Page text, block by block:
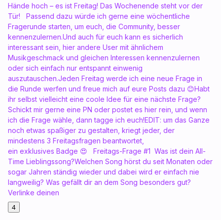
Hände hoch – es ist Freitag! Das Wochenende steht vor der
Tür! Passend dazu würde ich gerne eine wöchentliche
Fragerunde starten, um euch, die Community, besser
kennenzulernen.Und auch für euch kann es sicherlich
interessant sein, hier andere User mit ähnlichem
Musikgeschmack und gleichen Interessen kennenzulernen
oder sich einfach nur entspannt einwenig
auszutauschen.Jeden Freitag werde ich eine neue Frage in
die Runde werfen und freue mich auf eure Posts dazu 😊Habt
ihr selbst vielleicht eine coole Idee für eine nächste Frage?
Schickt mir gerne eine PN oder postet es hier rein, und wenn
ich die Frage wähle, dann tagge ich euch!EDIT: um das Ganze
noch etwas spaßiger zu gestalten, kriegt jeder, der
mindestens 3 Freitagsfragen beantwortet,
ein exklusives Badge 😍 Freitags-Frage #1 Was ist dein All-
Time Lieblingssong?Welchen Song hörst du seit Monaten oder
sogar Jahren ständig wieder und dabei wird er einfach nie
langweilig? Was gefällt dir an dem Song besonders gut?
Verlinke deinen
4